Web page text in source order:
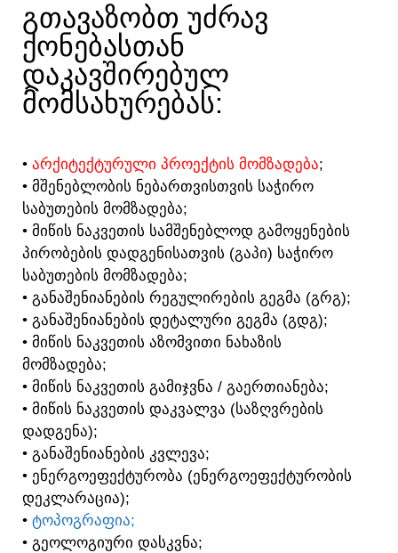
ᲒᲗᲐᲕᲐᲖᲝᲑᲗ ᲣᲫᲠᲐᲕ
ᲥᲝᲜᲔᲑᲐᲡᲗᲐᲜ
ᲓᲐᲙᲐᲕᲨᲘᲠᲔᲑᲣᲚ
ᲛᲝᲛᲡᲐᲮᲣᲠᲔᲑᲐᲡ:​
• ᲐᲠᲥᲘᲢᲔᲥᲢᲣᲠᲣᲚᲘ ᲞᲠᲝᲔᲥᲢᲘᲡ ᲛᲝᲛᲖᲐᲓᲔᲑᲐ;
• ᲛᲨᲔᲜᲔᲑᲚᲝᲑᲘᲡ ᲜᲔᲑᲐᲠᲗᲕᲘᲡᲗᲕᲘᲡ ᲡᲐᲭᲘᲠᲝ
ᲡᲐᲑᲣᲗᲔᲑᲘᲡ ᲛᲝᲛᲖᲐᲓᲔᲑᲐ;
• ᲛᲘᲬᲘᲡ ᲜᲐᲙᲕᲔᲗᲘᲡ ᲡᲐᲛᲨᲔᲜᲔᲑᲚᲝᲓ ᲒᲐᲛᲝᲧᲔᲜᲔᲑᲘᲡ
ᲞᲘᲠᲝᲑᲔᲑᲘᲡ ᲓᲐᲓᲒᲔᲜᲘᲡᲐᲗᲕᲘᲡ (ᲒᲐᲞᲘ) ᲡᲐᲭᲘᲠᲝ
ᲡᲐᲑᲣᲗᲔᲑᲘᲡ ᲛᲝᲛᲖᲐᲓᲔᲑᲐ;
• ᲒᲐᲜᲐᲨᲔᲜᲘᲐᲜᲔᲑᲘᲡ ᲠᲔᲒᲣᲚᲘᲠᲔᲑᲘᲡ ᲒᲔᲒᲛᲐ (ᲒᲠᲒ);
• ᲒᲐᲜᲐᲨᲔᲜᲘᲐᲜᲔᲑᲘᲡ ᲓᲔᲢᲐᲚᲣᲠᲘ ᲒᲔᲒᲛᲐ (ᲒᲓᲒ);
• ᲛᲘᲬᲘᲡ ᲜᲐᲙᲕᲔᲗᲘᲡ ᲐᲖᲝᲛᲕᲘᲗᲘ ᲜᲐᲮᲐᲖᲘᲡ
ᲛᲝᲛᲖᲐᲓᲔᲑᲐ;
• ᲛᲘᲬᲘᲡ ᲜᲐᲙᲕᲔᲗᲘᲡ ᲒᲐᲛᲘᲯᲕᲜᲐ / ᲒᲐᲔᲠᲗᲘᲐᲜᲔᲑᲐ;
• ᲛᲘᲬᲘᲡ ᲜᲐᲙᲕᲔᲗᲘᲡ ᲓᲐᲙᲕᲐᲚᲕᲐ (ᲡᲐᲖᲦᲕᲠᲔᲑᲘᲡ
ᲓᲐᲓᲒᲔᲜᲐ);
• ᲒᲐᲜᲐᲨᲔᲜᲘᲐᲜᲔᲑᲘᲡ ᲙᲕᲚᲔᲕᲐ;
• ᲔᲜᲔᲠᲒᲝᲔᲤᲔᲥᲢᲣᲠᲝᲑᲐ (ᲔᲜᲔᲠᲒᲝᲔᲤᲔᲥᲢᲣᲠᲝᲑᲘᲡ
ᲓᲔᲙᲚᲐᲠᲐᲪᲘᲐ);
• ᲢᲝᲞᲝᲒᲠᲐᲤᲘᲐ;
• ᲒᲔᲝᲚᲝᲒᲘᲣᲠᲘ ᲓᲐᲡᲙᲕᲜᲐ;